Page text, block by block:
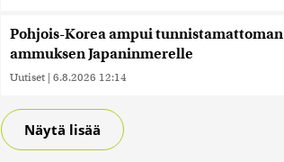
Pohjois-Korea ampui tunnistamattoman
ammuksen Japaninmerelle
Uutiset | 6.8.2026 12:14
Näytä lisää